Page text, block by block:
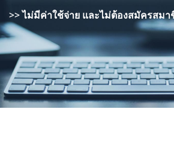
>> ไม่มีค่าใช้จ่าย และไม่ต้องสมัครสมา